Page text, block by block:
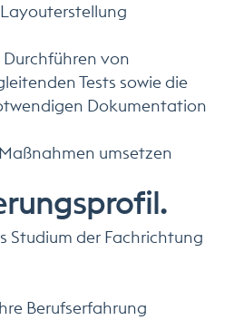
von
Tests sowie die
Dokumentation
umsetzen
Studium der Fachrichtung
Berufserfahrung